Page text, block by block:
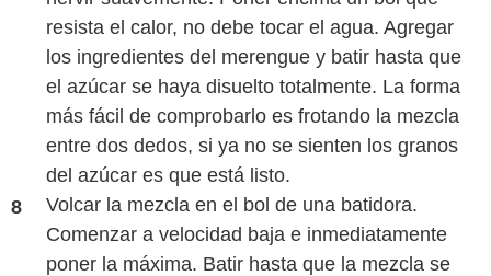
resista el calor, no debe tocar el agua. Agregar
los ingredientes del merengue y batir hasta que
el azúcar se haya disuelto totalmente. La forma
más fácil de comprobarlo es frotando la mezcla
entre dos dedos, si ya no se sienten los granos
del azúcar es que está listo.
Volcar la mezcla en el bol de una batidora.
Comenzar a velocidad baja e inmediatamente
poner la máxima. Batir hasta que la mezcla se